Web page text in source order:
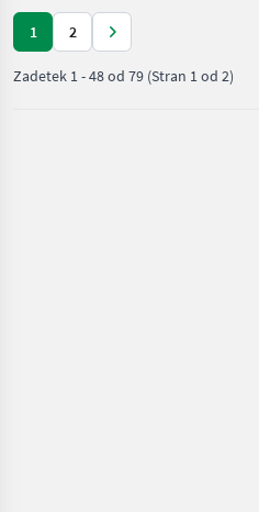
1 2
Zadetek 1-48od 79 (Stran 1 od 2)